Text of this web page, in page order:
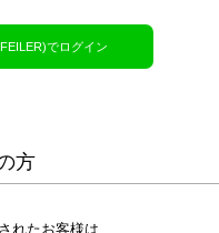
でログイン
方
れたお客様は、